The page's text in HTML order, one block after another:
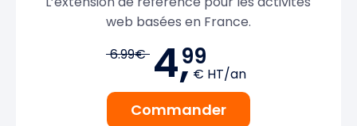
web basées en France.
6.99€ 4,99
€ HT/an
Commander